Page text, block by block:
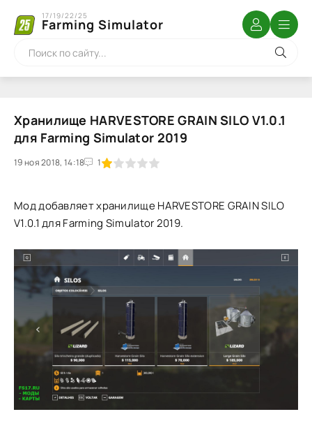
Farming Simulator
17/19/22/25
Хранилище HARVESTORE GRAIN SILO V1.0.1
для Farming Simulator 2019
19 ноя 2018, 14:18 1
1 2 3 4 5
Мод добавляет хранилище HARVESTORE GRAIN SILO
V1.0.1 для Farming Simulator 2019.